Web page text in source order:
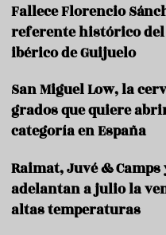
Fallece Florencio
referente histórico
ibérico de Guijuelo
San Miguel Low, la
grados que quiere
categoría en España
Raimat, Juvé &
adelantan a julio la
altas temperaturas